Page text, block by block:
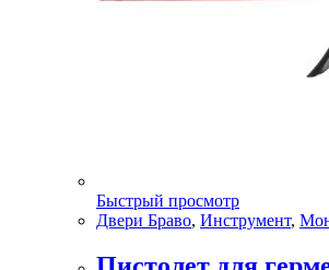
Быстрый просмотр
Двери Браво, Инструмент,